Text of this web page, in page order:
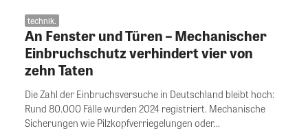
technik.
An Fenster und Türen – Mechanischer
Einbruchschutz verhindert vier von
zehn Taten
Die Zahl der Einbruchsversuche in Deutschland bleibt hoch:
Rund 80.000 Fälle wurden 2024 registriert. Mechanische
Sicherungen wie Pilzkopfverriegelungen oder...